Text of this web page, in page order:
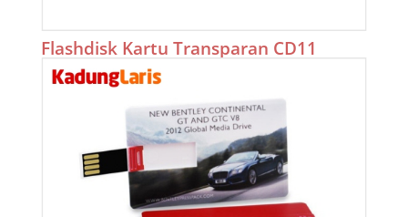
Flashdisk Kartu Transparan CD11